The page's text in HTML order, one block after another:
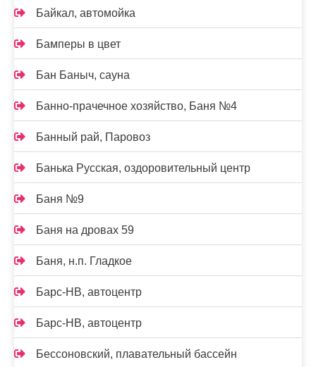
Байкал, автомойка
Бамперы в цвет
Бан Баныч, сауна
Банно-прачечное хозяйство, Баня №4
Банный рай, Паровоз
Банька Русская, оздоровительный центр
Баня №9
Баня на дровах 59
Баня, н.п. Гладкое
Барс-НВ, автоцентр
Барс-НВ, автоцентр
Бессоновский, плавательный бассейн